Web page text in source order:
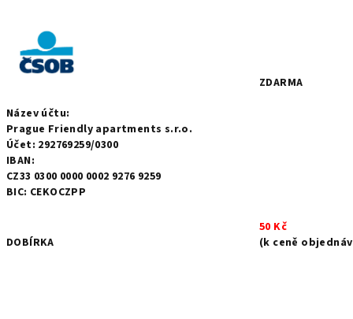
Název účtu:
Prague Friendly apartments s.r.o.
Účet: 292769259/0300
IBAN:
CZ33 0300 0000 0002 9276 9259
BIC: CEKOCZPP
ZDARMA
DOBÍRKA
50 Kč
(k ceně